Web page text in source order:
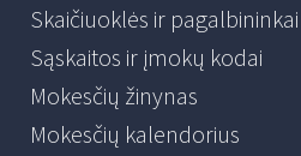
Skaičiuoklės ir pagalbininkai
Sąskaitos ir įmokų kodai
Mokesčių žinynas
Mokesčių kalendorius